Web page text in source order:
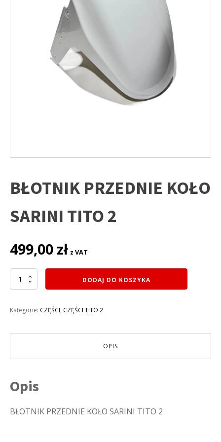
BŁOTNIK PRZEDNIE KOŁO
SARINI TITO 2
499,00 zł z VAT
ilość
BŁOTNIK
SARINI
2
DODAJ DO KOSZYKA
Kategorie: CZĘŚCI, CZĘŚCI TITO 2
OPIS
Opis
BŁOTNIK PRZEDNIE KOŁO SARINI TITO 2